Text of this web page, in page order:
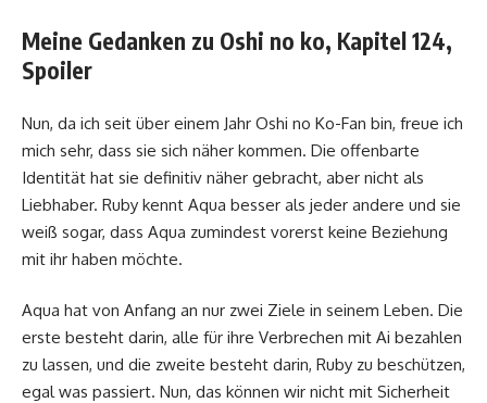
Meine Gedanken zu Oshi no ko, Kapitel 124,
Spoiler
Nun, da ich seit über einem Jahr Oshi no Ko-Fan bin, freue ich
mich sehr, dass sie sich näher kommen. Die offenbarte
Identität hat sie definitiv näher gebracht, aber nicht als
Liebhaber. Ruby kennt Aqua besser als jeder andere und sie
weiß sogar, dass Aqua zumindest vorerst keine Beziehung
mit ihr haben möchte.
Aqua hat von Anfang an nur zwei Ziele in seinem Leben. Die
erste besteht darin, alle für ihre Verbrechen mit Ai bezahlen
zu lassen, und die zweite besteht darin, Ruby zu beschützen,
egal was passiert. Nun, das können wir nicht mit Sicherheit